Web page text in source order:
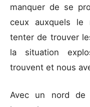
manquer de se
ceux auxquels le
tenter de trouver
la situation
trouvent et nous
Avec un nord